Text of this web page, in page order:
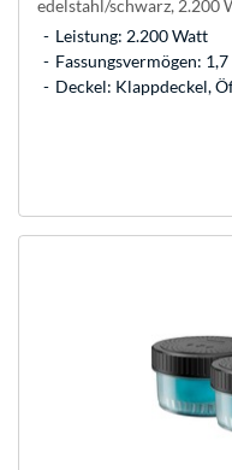
edelstahl/schwarz, 2.200
Leistung: 2.200 Watt
Fassungsvermögen:
Deckel: Klappdeckel,